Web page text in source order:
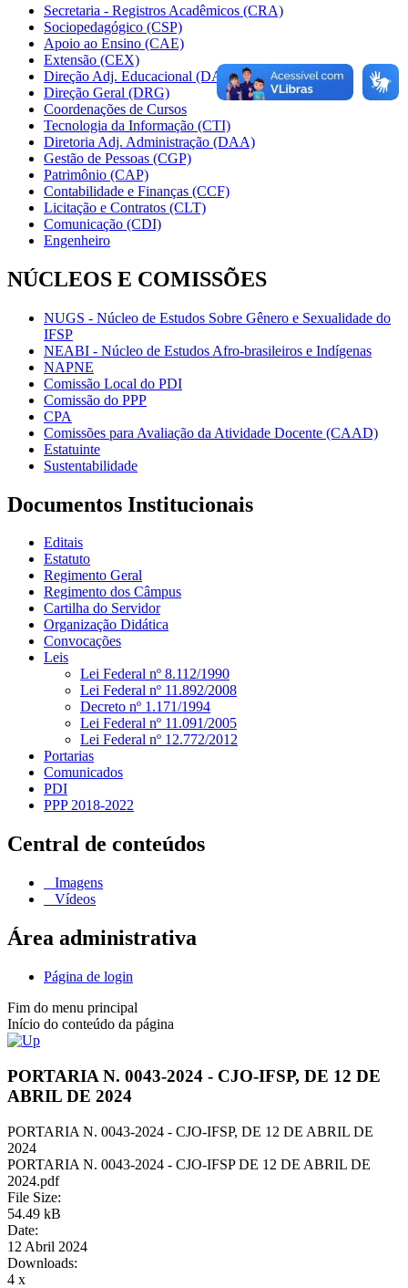
Secretaria - Registros Acadêmicos (CRA)
Sociopedagógico (CSP)
Apoio ao Ensino (CAE)
Extensão (CEX)
Direção Adj. Educacional (DAE)
Direção Geral (DRG)
Coordenações de Cursos
Tecnologia da Informação (CTI)
Diretoria Adj. Administração (DAA)
Gestão de Pessoas (CGP)
Patrimônio (CAP)
Contabilidade e Finanças (CCF)
Licitação e Contratos (CLT)
Comunicação (CDI)
Engenheiro
NÚCLEOS E COMISSÕES
NUGS - Núcleo de Estudos Sobre Gênero e Sexualidade do
IFSP
NEABI - Núcleo de Estudos Afro-brasileiros e Indígenas
NAPNE
Comissão Local do PDI
Comissão do PPP
CPA
Comissões para Avaliação da Atividade Docente (CAAD)
Estatuinte
Sustentabilidade
Documentos Institucionais
Editais
Estatuto
Regimento Geral
Regimento dos Câmpus
Cartilha do Servidor
Organização Didática
Convocações
Leis
Lei Federal nº 8.112/1990
Lei Federal nº 11.892/2008
Decreto nº 1.171/1994
Lei Federal nº 11.091/2005
Lei Federal nº 12.772/2012
Portarias
Comunicados
PDI
PPP 2018-2022
Central de conteúdos
Imagens
Vídeos
Área administrativa
Página de login
Fim do menu principal
Início do conteúdo da página
PORTARIA N. 0043-2024 - CJO-IFSP, DE 12 DE
ABRIL DE 2024
PORTARIA N. 0043-2024 - CJO-IFSP, DE 12 DE ABRIL DE
2024
PORTARIA N. 0043-2024 - CJO-IFSP DE 12 DE ABRIL DE
2024.pdf
File Size:
54.49 kB
Date:
12 Abril 2024
Downloads:
4 x